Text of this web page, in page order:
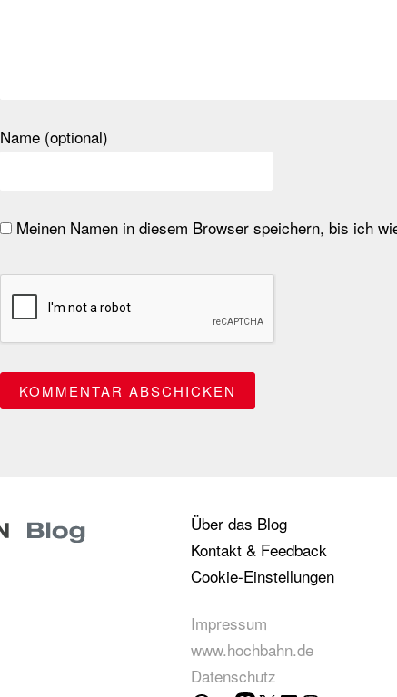
Name (optional)
Meinen Namen in diesem Browser speichern, bis ich
Über das Blog
Kontakt & Feedback
Cookie-Einstellungen
Impressum
www.hochbahn.de
Datenschutz